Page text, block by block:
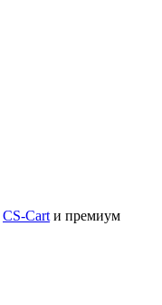
CS-Cart и премиум